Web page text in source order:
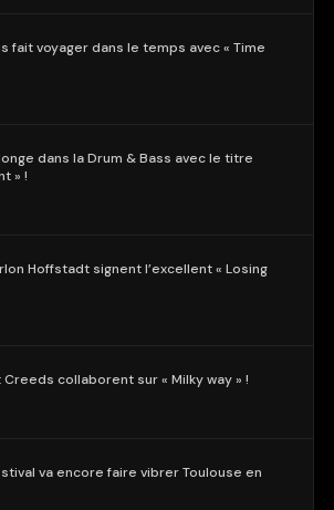
fait voyager dans le temps avec « Time
dans la Drum & Bass avec le titre
» !
Hoffstadt signent l’excellent « Losing
collaborent sur « Milky way » !
va encore faire vibrer Toulouse en